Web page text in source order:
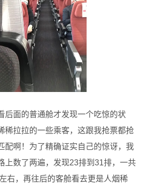
后面的普通舱才发现一个吃惊的状
稀拉拉的一些乘客，这跟我抢票都抢
配啊！为了精确证实自己的惊讶，我
上数了两遍，发现23排到31排，一共
右，再往后的客舱看去更是人烟稀